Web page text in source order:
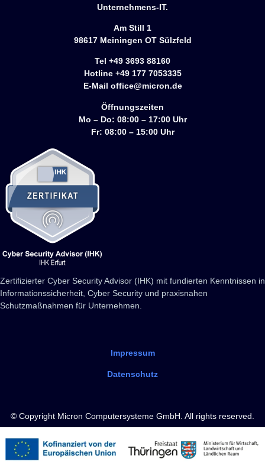
Unternehmens-IT.
Am Still 1
98617 Meiningen OT Sülzfeld
Tel +49 3693 88160
Hotline +49 177 7053335
E-Mail office@micron.de
Öffnungszeiten
Mo – Do: 08:00 – 17:00 Uhr
Fr: 08:00 – 15:00 Uhr
Zertifizierter Cyber Security Advisor (IHK) mit fundierten Kenntnissen in
Informationssicherheit, Cyber Security und praxisnahen
Schutzmaßnahmen für Unternehmen.
Impressum
Datenschutz
© Copyright Micron Computersysteme GmbH. All rights reserved.